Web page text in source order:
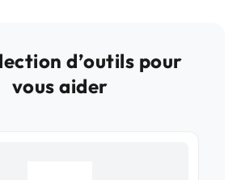
d’outils pour
vous aider